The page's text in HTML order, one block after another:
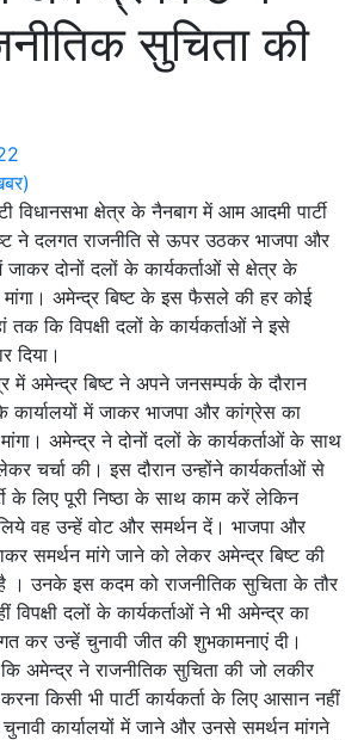
सुचिता की
विधानसभा क्षेत्र के नैनबाग में आम आदमी पार्टी
ने दलगत राजनीति से ऊपर उठकर भाजपा और
जाकर दोनों दलों के कार्यकर्ताओं से क्षेत्र के
अमेन्द्र बिष्ट के इस फैसले की हर कोई
तक कि विपक्षी दलों के कार्यकर्ताओं ने इसे
दिया।
में अमेन्द्र बिष्ट ने अपने जनसम्पर्क के दौरान
कार्यालयों में जाकर भाजपा और कांग्रेस का
अमेन्द्र ने दोनों दलों के कार्यकर्ताओं के साथ
चर्चा की। इस दौरान उन्होंने कार्यकर्ताओं से
के लिए पूरी निष्ठा के साथ काम करें लेकिन
वह उन्हें वोट और समर्थन दें। भाजपा और
समर्थन मांगे जाने को लेकर अमेन्द्र बिष्ट की
। उनके इस कदम को राजनीतिक सुचिता के तौर
विपक्षी दलों के कार्यकर्ताओं ने भी अमेन्द्र का
कर उन्हें चुनावी जीत की शुभकामनाएं दी।
कि अमेन्द्र ने राजनीतिक सुचिता की जो लकीर
किसी भी पार्टी कार्यकर्ता के लिए आसान नहीं
कार्यालयों में जाने और उनसे समर्थन मांगने